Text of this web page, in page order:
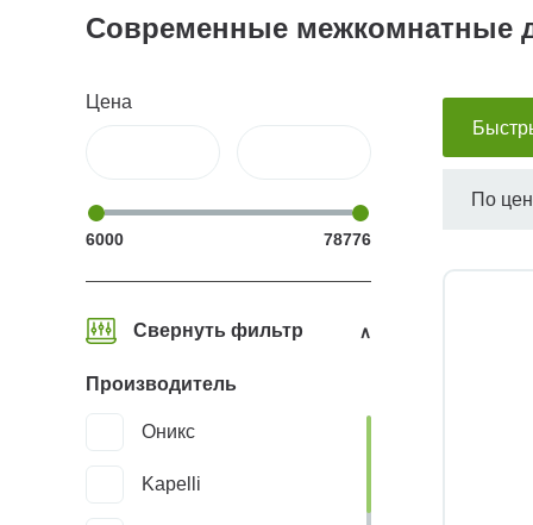
Современные межкомнатные
Цена
6000 78776
Свернуть фильтр
Производитель
Оникс
Kapelli
По